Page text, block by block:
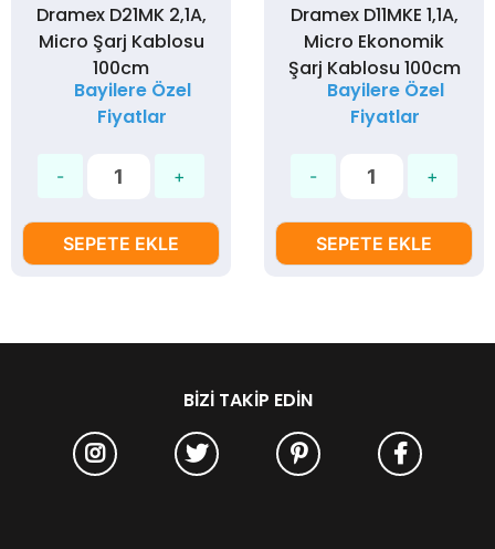
Dramex D21MK 2,1A,
Micro Şarj Kablosu
100cm
Bayilere Özel
Fiyatlar
SEPETE EKLE
Dramex D11MKE 1,1A,
Micro Ekonomik
Şarj Kablosu 100cm
Bayilere Özel
Fiyatlar
SEPETE EKLE
BIZI TAKIP EDIN